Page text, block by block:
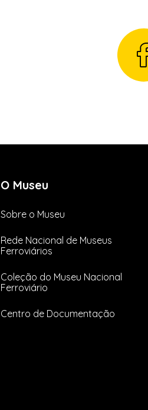
O Museu
Sobre o Museu
Rede Nacional de Museus
Ferroviários
Coleção do Museu Nacional
Ferroviário
Centro de Documentação